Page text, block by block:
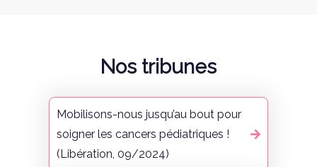
Nos tribunes
Mobilisons-nous jusqu’au bout pour
soigner les cancers pédiatriques !
(Libération, 09/2024)